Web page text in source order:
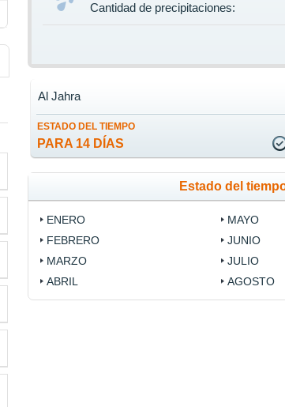
Cantidad de precipitaciones:
ESTADO DEL TIEMPO
PARA 14 DÍAS
Al Jahra
Estado del
ENERO
FEBRERO
MARZO
ABRIL
MAYO
JUNIO
JULIO
AGOSTO